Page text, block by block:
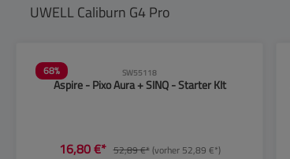
UWELL Caliburn G4 Pro
68% SW55118
Aspire - Pixo Aura + SINQ - Starter KIt
16,80 €* 52,89 €*(vorher 52,89 €*)